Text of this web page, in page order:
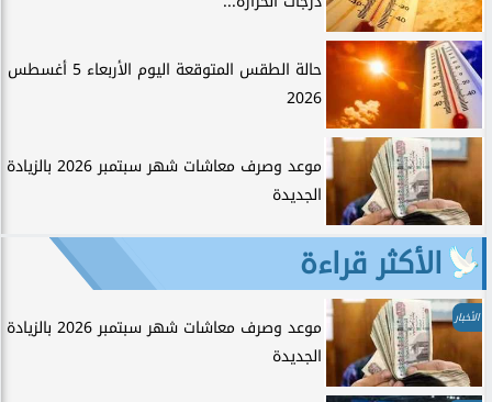
حالة الطقس المتوقعة اليوم الأربعاء 5 أغسطس
2026
موعد وصرف معاشات شهر سبتمبر 2026 بالزيادة
الجديدة
الأكثر قراءة
الأخبار
موعد وصرف معاشات شهر سبتمبر 2026 بالزيادة
الجديدة